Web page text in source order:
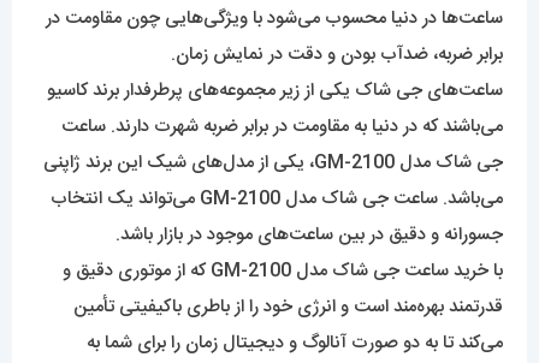
ساعت‌ها در دنیا محسوب می‌شود با ویژگی‌هایی چون مقاومت در
برابر ضربه، ضدآب بودن و دقت در نمایش زمان.
ساعت‌‌های جی شاک یکی از زیر مجموعه‌‌های پرطرفدار برند کاسیو
می‌باشند که در دنیا به مقاومت در برابر ضربه شهرت دارند. ساعت
جی شاک مدل GM-2100، یکی از مدل‌های شیک این برند ژاپنی
می‌باشد. ساعت جی شاک مدل GM-2100 می‌تواند یک انتخاب
جسورانه و دقیق در بین ساعت‌های موجود در بازار باشد.
با خرید ساعت جی شاک مدل GM-2100 که از موتوری دقیق و
قدرتمند بهره‌مند است و انرژی خود را از باطری باکیفیتی تأمین
می‌کند تا به دو صورت آنالوگ و دیجیتال زمان را برای شما به